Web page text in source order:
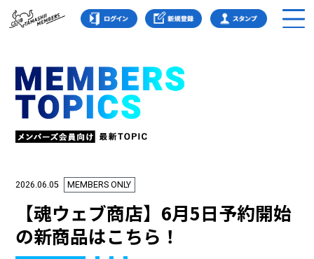
2026.06.05 MEMBERS ONLY
【魂ウェブ商店】6月5日予約開始
の新商品はこちら！